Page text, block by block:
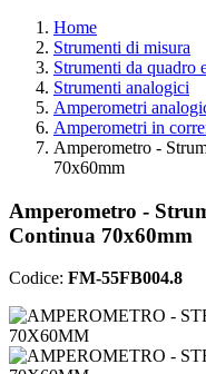
Home
Strumenti di misura
Strumenti da quadro
Strumenti analogici
Amperometri
Amperometri in
Amperometro -
70x60mm
Amperometro -
Continua 70x60mm
Codice: FM-55FB004.8